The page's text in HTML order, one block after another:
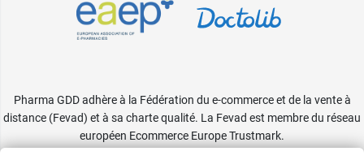
Pharma GDD adhère à la Fédération du e-commerce et de la vente à
distance (Fevad) et à sa charte qualité. La Fevad est membre du réseau
européen Ecommerce Europe Trustmark.